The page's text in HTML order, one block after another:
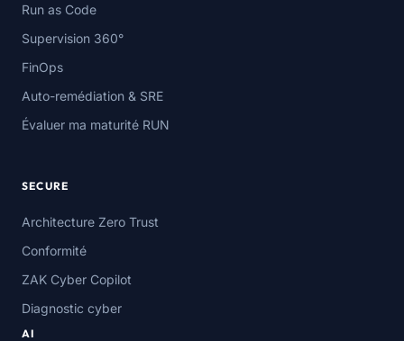
Run as Code
Supervision 360°
FinOps
Auto-remédiation & SRE
Évaluer ma maturité RUN
SECURE
Architecture Zero Trust
Conformité
ZAK Cyber Copilot
Diagnostic cyber
AI